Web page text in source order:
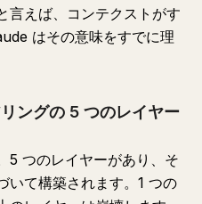
言えば、コンテクストがす
はその意味をすでに理
ングの 5 つのレイヤー
5 つのレイヤーがあり、そ
いて構築されます。1 つの